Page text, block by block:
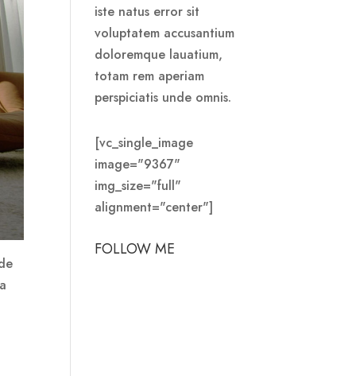
iste natus error sit
voluptatem accusantium
doloremque lauatium,
totam rem aperiam
perspiciatis unde omnis.
[vc_single_image
image="9367"
img_size="full"
alignment="center"]
FOLLOW ME